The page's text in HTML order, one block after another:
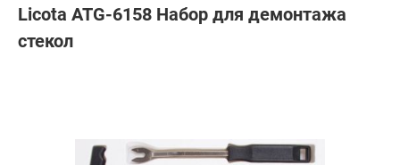
Licota ATG-6158 Набор для демонтажа
стекол